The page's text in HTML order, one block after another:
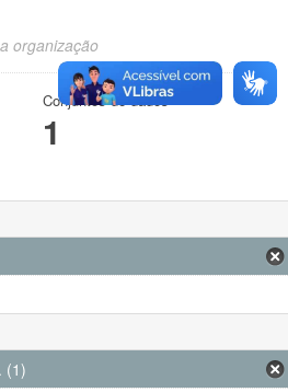
organização
Conjuntos de dados
1
(1)